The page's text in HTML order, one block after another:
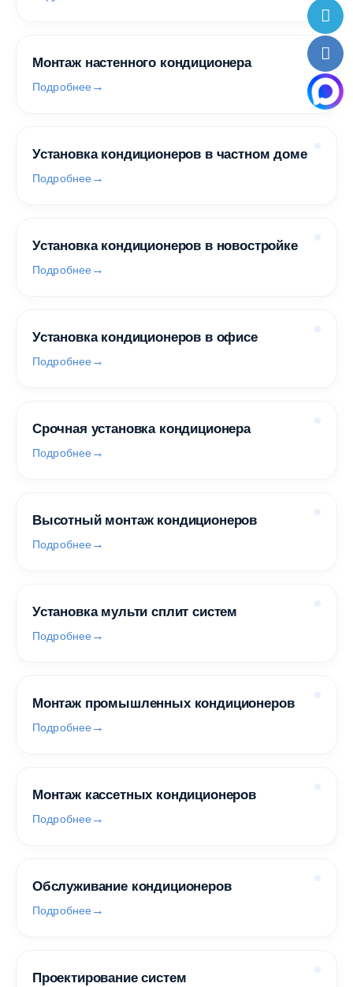
Монтаж настенного кондиционера
Подробнее
Установка кондиционеров в частном доме
Подробнее
Установка кондиционеров в новостройке
Подробнее
Установка кондиционеров в офисе
Подробнее
Срочная установка кондиционера
Подробнее
Высотный монтаж кондиционеров
Подробнее
Установка мульти сплит систем
Подробнее
Монтаж промышленных кондиционеров
Подробнее
Монтаж кассетных кондиционеров
Подробнее
Обслуживание кондиционеров
Подробнее
Проектирование систем